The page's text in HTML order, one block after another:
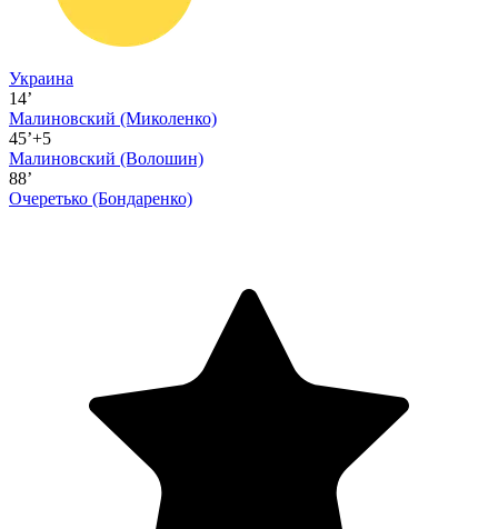
Украина
14’
Малиновский (Миколенко)
45’+5
Малиновский (Волошин)
88’
Очеретько (Бондаренко)